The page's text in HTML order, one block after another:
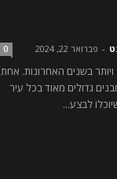
- פברואר 22, 2024 0
ויותר בשנים האחרונות. אחת
גדולים מאוד בכל עיר
לבצע...